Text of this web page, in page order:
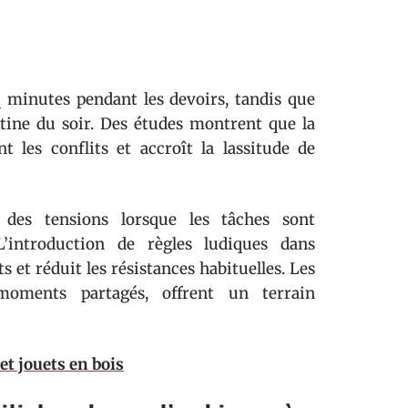
pendant les devoirs, tandis que
du soir. Des études montrent que la
les conflits et accroît la lassitude de
tensions lorsque les tâches sont
de règles ludiques dans
et réduit les résistances habituelles. Les
partagés, offrent un terrain
jouets en bois